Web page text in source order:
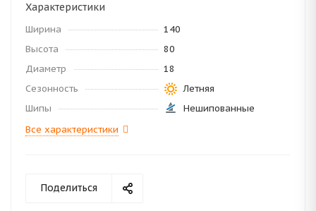
Характеристики
Ширина
140
Высота
80
Диаметр
18
Сезонность
Летняя
Шипы
Нешипованные
Все характеристики
Поделиться